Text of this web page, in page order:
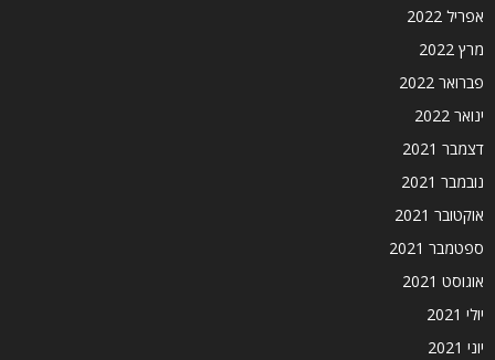
אפריל 2022
מרץ 2022
פברואר 2022
ינואר 2022
דצמבר 2021
נובמבר 2021
אוקטובר 2021
ספטמבר 2021
אוגוסט 2021
יולי 2021
יוני 2021